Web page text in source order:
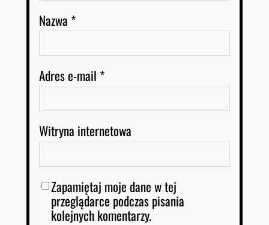
Nazwa *
Adres e-mail *
Witryna internetowa
Zapamiętaj moje dane w tej
przeglądarce podczas pisania
kolejnych komentarzy.